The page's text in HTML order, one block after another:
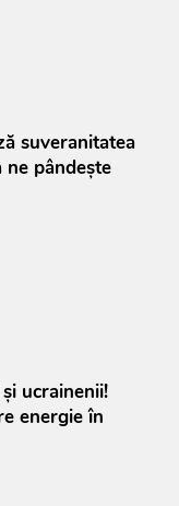
suveranitatea
ne pândește
ucrainenii!
energie în